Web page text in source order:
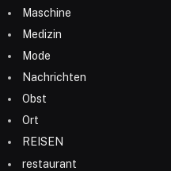
Maschine
Medizin
Mode
Nachrichten
Obst
Ort
REISEN
restaurant